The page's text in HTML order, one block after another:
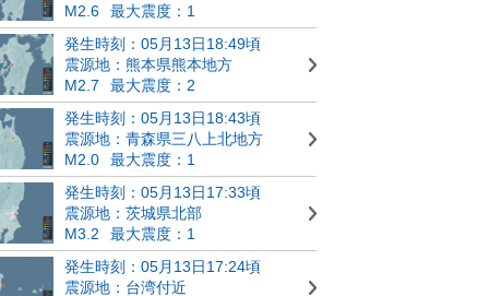
M2.6
最大震度：1
発生時刻：05月13日18:49頃
震源地：熊本県熊本地方
M2.7
最大震度：2
発生時刻：05月13日18:43頃
震源地：青森県三八上北地方
M2.0
最大震度：1
発生時刻：05月13日17:33頃
震源地：茨城県北部
M3.2
最大震度：1
発生時刻：05月13日17:24頃
震源地：台湾付近